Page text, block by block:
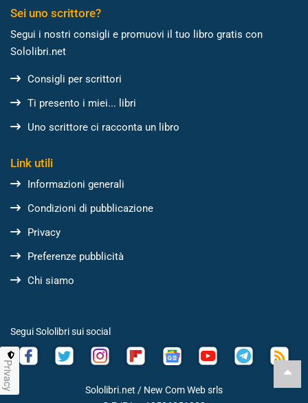
Sei uno scrittore?
Segui i nostri consigli e promuovi il tuo libro gratis con
Sololibri.net
Consigli per scrittori
Ti presento i miei... libri
Uno scrittore ci racconta un libro
Link utili
Informazioni generali
Condizioni di pubblicazione
Privacy
Preferenze pubblicità
Chi siamo
Segui Sololibri sui social
Sololibri.net / New Com Web srls
Privacy